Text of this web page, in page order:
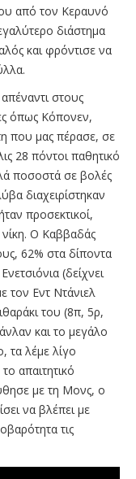
από τον Κεραυνό
διάστημα
και φρόντισε να
στους
όπως Κόπονεν,
που μας πέρασε, σε
28 πόντοι παθητικό
ποσοστά σε βολές
διαχειρίστηκαν
προσεκτικοί,
νίκη. Ο Καββαδάς
62% στα δίποντα
(δείχνει
τον Εντ Ντάνιελ
του (8π, 5ρ,
και το μεγάλο
τα λέμε λίγο
απαιτητικό
με τη Μονς, ο
να βλέπει με
τις